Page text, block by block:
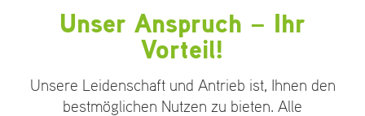
Unser Anspruch – Ihr
Vorteil!
Unsere Leidenschaft und Antrieb ist, Ihnen den
bestmöglichen Nutzen zu bieten. Alle